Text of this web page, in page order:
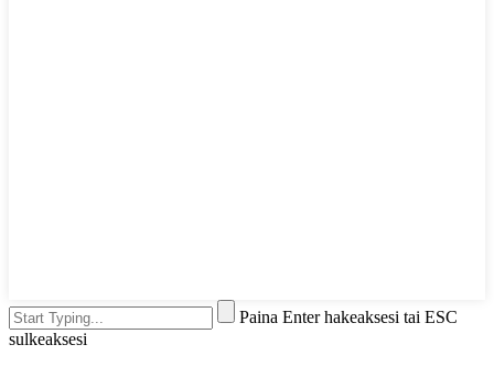
Paina Enter hakeaksesi tai ESC
sulkeaksesi